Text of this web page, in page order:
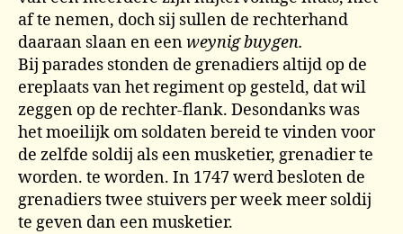
af te nemen, doch sij sullen de rechterhand
daaraan slaan en eenweynig buygen.
Bij parades stonden de grenadiers altijd op de
ereplaats van het regiment op gesteld, dat wil
zeggen op de rechter-flank. Desondanks was
het moeilijk om soldaten bereid te vinden voor
de zelfde soldij als een musketier, grenadier te
worden. te worden. In 1747 werd besloten de
grenadiers twee stuivers per week meer soldij
te geven dan een musketier.